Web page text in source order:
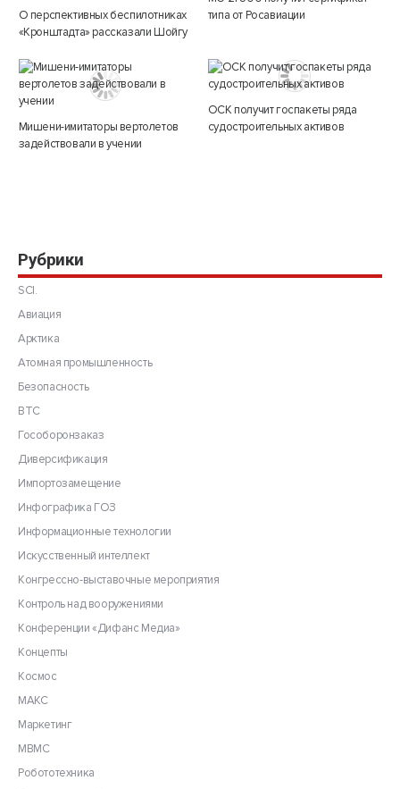
О перспективных беспилотниках
«Кронштадта» рассказали Шойгу
типа от Росавиации
Мишени-имитаторы вертолетов
задействовали в учении
ОСК получит госпакеты ряда
судостроительных активов
Рубрики
SCI.
Авиация
Арктика
Атомная промышленность
Безопасность
ВТС
Гособоронзаказ
Диверсификация
Импортозамещение
Инфографика ГОЗ
Информационные технологии
Искусственный интеллект
Конгрессно-выставочные мероприятия
Контроль над вооружениями
Конференции «Дифанс Медиа»
Концепты
Космос
МАКС
Маркетинг
МВМС
Робототехника